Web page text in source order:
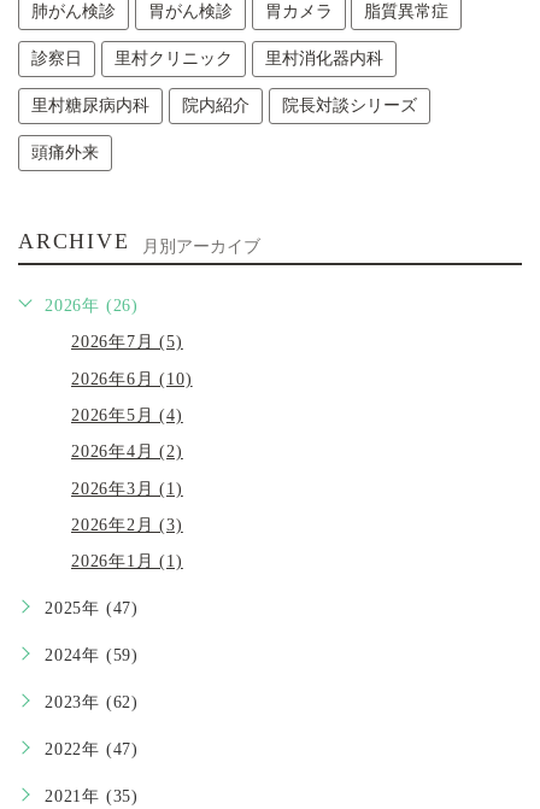
肺がん検診 胃がん検診 胃カメラ 脂質異常症
診察日 里村クリニック 里村消化器内科
里村糖尿病内科 院内紹介 院長対談シリーズ
頭痛外来
ARCHIVE 月別アーカイブ
2026年 (26)
2026年7月 (5)
2026年6月 (10)
2026年5月 (4)
2026年4月 (2)
2026年3月 (1)
2026年2月 (3)
2026年1月 (1)
2025年 (47)
2024年 (59)
2023年 (62)
2022年 (47)
2021年 (35)